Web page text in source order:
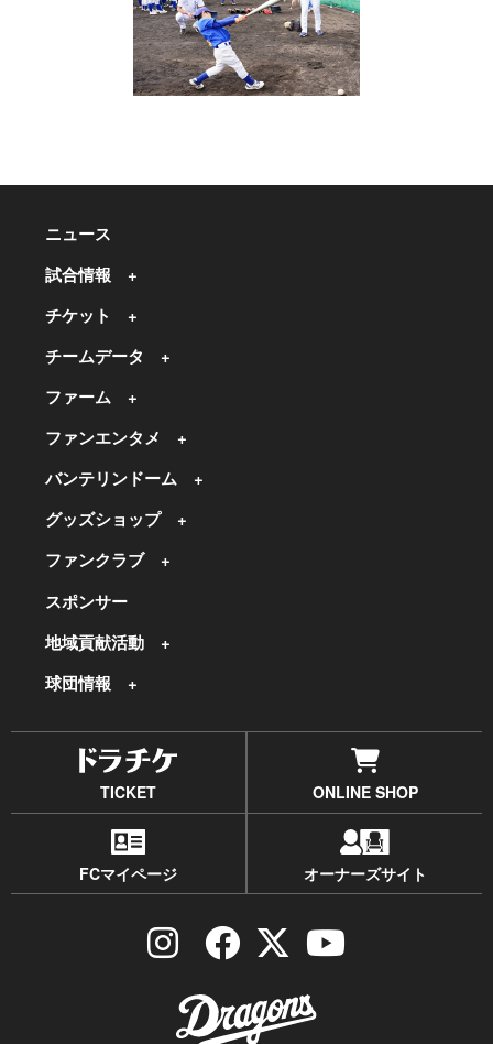
ニュース
試合情報
チケット
チームデータ
ファーム
ファンエンタメ
バンテリンドーム
グッズショップ
ファンクラブ
スポンサー
地域貢献活動
球団情報
TICKET ONLINE SHOP
FCマイページ オーナーズサイト